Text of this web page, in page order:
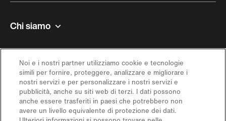
Chi siamo
Contatto e aiuto
Ispirazione
Offerta
Noi e i nostri partner utilizziamo cookie e tecnologie
simili per fornire, proteggere, analizzare e migliorare i
nostri servizi e per personalizzare i nostri servizi e
pubblicità, anche su siti web di terzi. I dati possono
anche essere trasferiti in paesi che potrebbero non
avere un livello equivalente di protezione dei dati.